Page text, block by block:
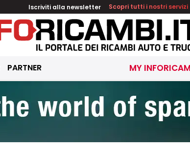
Iscriviti alla newsletter Scopri tutti i nostri servizi
PARTNER MY